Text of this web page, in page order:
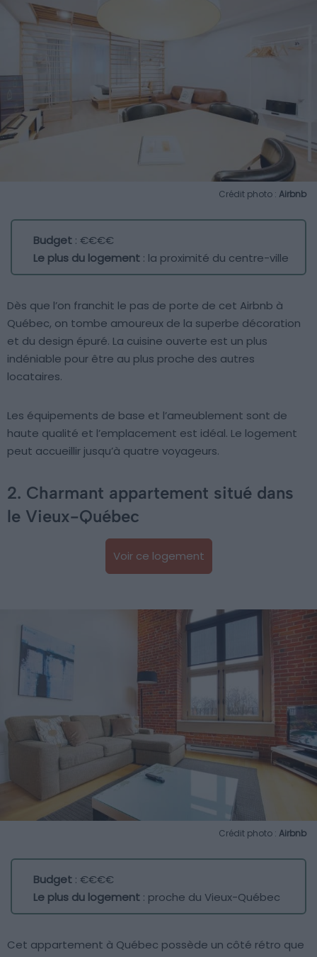
Crédit photo : Airbnb
Budget : €€€€
Le plus du logement : la proximité du centre-ville
Dès que l’on franchit le pas de porte de cet Airbnb à
Québec, on tombe amoureux de la superbe décoration
et du design épuré. La cuisine ouverte est un plus
indéniable pour être au plus proche des autres
locataires.
Les équipements de base et l’ameublement sont de
haute qualité et l’emplacement est idéal. Le logement
peut accueillir jusqu’à quatre voyageurs.
2. Charmant appartement situé dans
le Vieux-Québec
Voir ce logement
Crédit photo : Airbnb
Budget : €€€€
Le plus du logement : proche du Vieux-Québec
Cet appartement à Québec possède un côté rétro que